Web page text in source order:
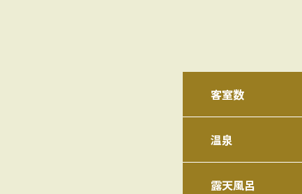
客室数
温泉
露天風呂